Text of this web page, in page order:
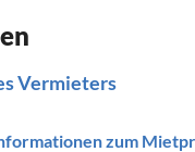
Vermieters
zum